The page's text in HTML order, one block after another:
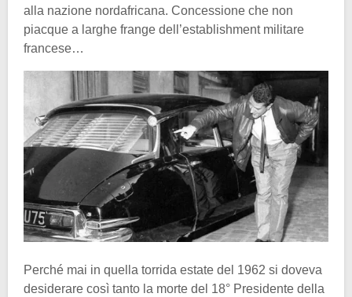
alla nazione nordafricana. Concessione che non
piacque a larghe frange dell’establishment militare
francese…
Perché mai in quella torrida estate del 1962 si doveva
desiderare così tanto la morte del 18° Presidente della